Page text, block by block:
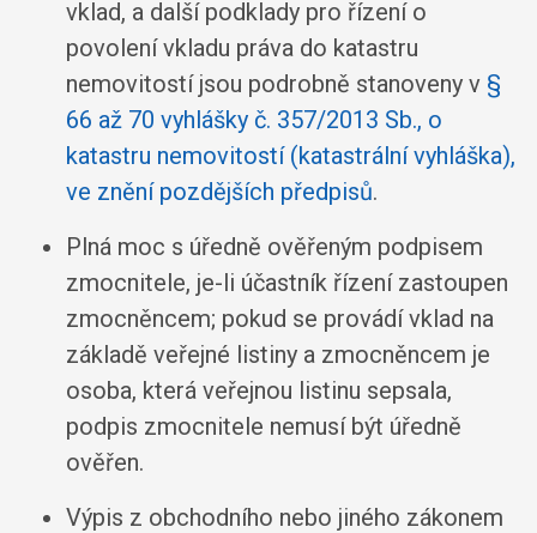
vklad, a další podklady pro řízení o
povolení vkladu práva do katastru
nemovitostí jsou podrobně stanoveny v §
66 až 70 vyhlášky č. 357/2013 Sb., o
katastru nemovitostí (katastrální vyhláška),
ve znění pozdějších předpisů.
Plná moc s úředně ověřeným podpisem
zmocnitele, je-li účastník řízení zastoupen
zmocněncem; pokud se provádí vklad na
základě veřejné listiny a zmocněncem je
osoba, která veřejnou listinu sepsala,
podpis zmocnitele nemusí být úředně
ověřen.
Výpis z obchodního nebo jiného zákonem